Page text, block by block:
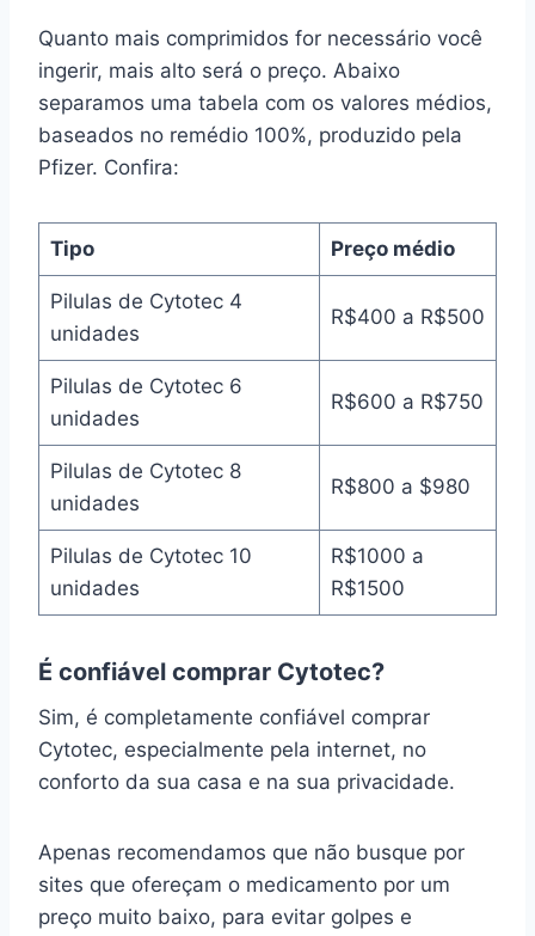
Quanto mais comprimidos for necessário você
ingerir, mais alto será o preço. Abaixo
separamos uma tabela com os valores médios,
baseados no remédio 100%, produzido pela
Pfizer. Confira:
Tipo Preço médio
Pilulas de Cytotec 4
unidades
R$400 a R$500
Pilulas de Cytotec 6
unidades
R$600 a R$750
Pilulas de Cytotec 8
unidades
R$800 a $980
Pilulas de Cytotec 10
unidades
R$1000 a
R$1500
É confiável comprar Cytotec?
Sim, é completamente confiável comprar
Cytotec, especialmente pela internet, no
conforto da sua casa e na sua privacidade.
Apenas recomendamos que não busque por
sites que ofereçam o medicamento por um
preço muito baixo, para evitar golpes e